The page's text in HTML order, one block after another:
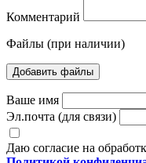
Комментарий
Файлы (при наличии)
Добавить файлы
Ваше имя
Эл.почта (для связи)
Даю согласие на